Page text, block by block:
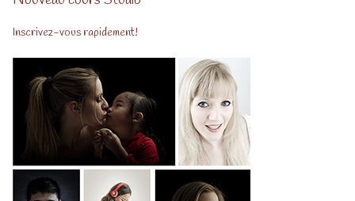
Inscrivez-vous rapidement!